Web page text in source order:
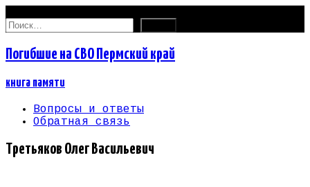
Найти:
Погибшие на СВО Пермский край
книга памяти
Вопросы и ответы
Обратная связь
Третьяков Олег Васильевич